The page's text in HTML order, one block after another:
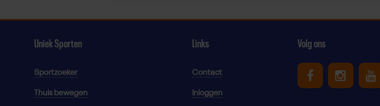
Uniek Sporten
Sportzoeker
Thuis bewegen
Links
Contact
Inloggen
Volg ons
UniekUniek